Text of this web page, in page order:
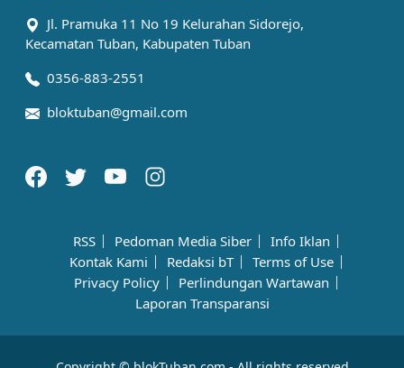
Jl. Pramuka 11 No 19 Kelurahan Sidorejo,
Kecamatan Tuban, Kabupaten Tuban
0356-883-2551
bloktuban@gmail.com
RSS Pedoman Media Siber
Info Iklan
Kontak Kami
Redaksi bT
Terms of Use
Privacy Policy
Perlindungan Wartawan
Laporan Transparansi